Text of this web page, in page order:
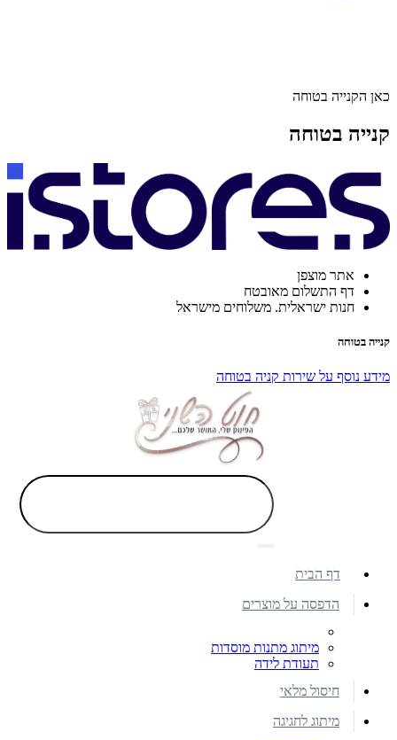
כאן הקנייה בטוחה
קנייה בטוחה
אתר מוצפן
דף התשלום מאובטח
חנות ישראלית. משלוחים מישראל
קנייה בטוחה
מידע נוסף על שירות קניה בטוחה
דף הבית
הדפסה על מוצרים
מיתוג מתנות מוסדות
תעודת לידה
חיסול מלאי
מיתוג לחגיגה